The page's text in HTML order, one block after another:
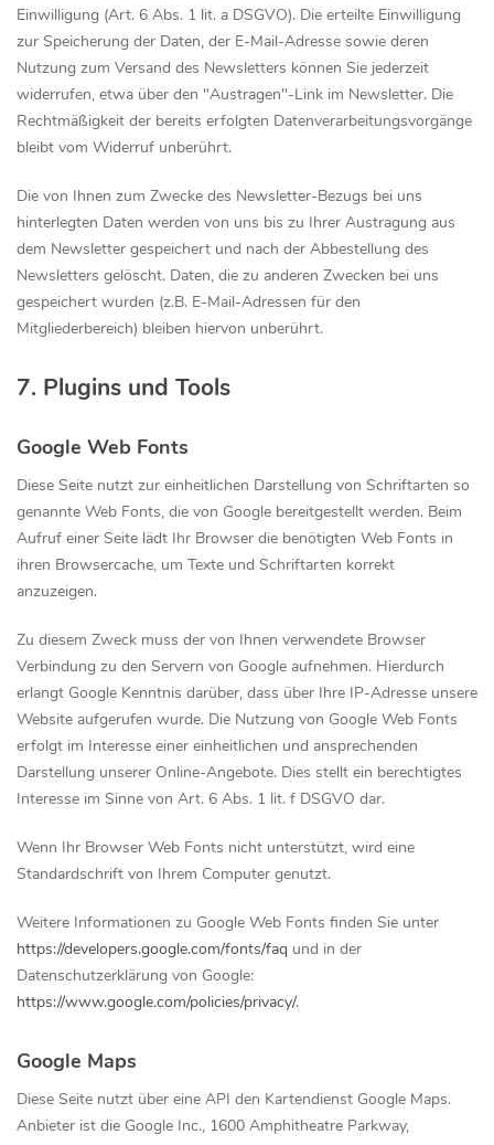
Einwilligung (Art. 6 Abs. 1 lit. a DSGVO). Die erteilte Einwilligung
zur Speicherung der Daten, der E-Mail-Adresse sowie deren
Nutzung zum Versand des Newsletters können Sie jederzeit
widerrufen, etwa über den "Austragen"-Link im Newsletter. Die
Rechtmäßigkeit der bereits erfolgten Datenverarbeitungsvorgänge
bleibt vom Widerruf unberührt.
Die von Ihnen zum Zwecke des Newsletter-Bezugs bei uns
hinterlegten Daten werden von uns bis zu Ihrer Austragung aus
dem Newsletter gespeichert und nach der Abbestellung des
Newsletters gelöscht. Daten, die zu anderen Zwecken bei uns
gespeichert wurden (z.B. E-Mail-Adressen für den
Mitgliederbereich) bleiben hiervon unberührt.
7. Plugins und Tools
Google Web Fonts
Diese Seite nutzt zur einheitlichen Darstellung von Schriftarten so
genannte Web Fonts, die von Google bereitgestellt werden. Beim
Aufruf einer Seite lädt Ihr Browser die benötigten Web Fonts in
ihren Browsercache, um Texte und Schriftarten korrekt
anzuzeigen.
Zu diesem Zweck muss der von Ihnen verwendete Browser
Verbindung zu den Servern von Google aufnehmen. Hierdurch
erlangt Google Kenntnis darüber, dass über Ihre IP-Adresse unsere
Website aufgerufen wurde. Die Nutzung von Google Web Fonts
erfolgt im Interesse einer einheitlichen und ansprechenden
Darstellung unserer Online-Angebote. Dies stellt ein berechtigtes
Interesse im Sinne von Art. 6 Abs. 1 lit. f DSGVO dar.
Wenn Ihr Browser Web Fonts nicht unterstützt, wird eine
Standardschrift von Ihrem Computer genutzt.
Weitere Informationen zu Google Web Fonts finden Sie unter
https://developers.google.com/fonts/faq und in der
Datenschutzerklärung von Google:
https://www.google.com/policies/privacy/.
Google Maps
Diese Seite nutzt über eine API den Kartendienst Google Maps.
Anbieter ist die Google Inc., 1600 Amphitheatre Parkway,